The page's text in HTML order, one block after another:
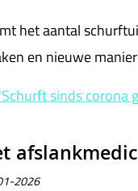
het aantal
en nieuwe
sinds corona
2026